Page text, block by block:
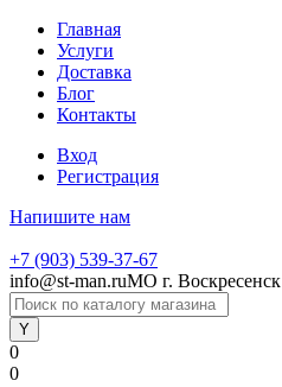
Главная
Услуги
Доставка
Блог
Контакты
Вход
Регистрация
Напишите нам
+7 (903) 539-37-67
info@st-man.ruМО г. Воскресенск
0
0